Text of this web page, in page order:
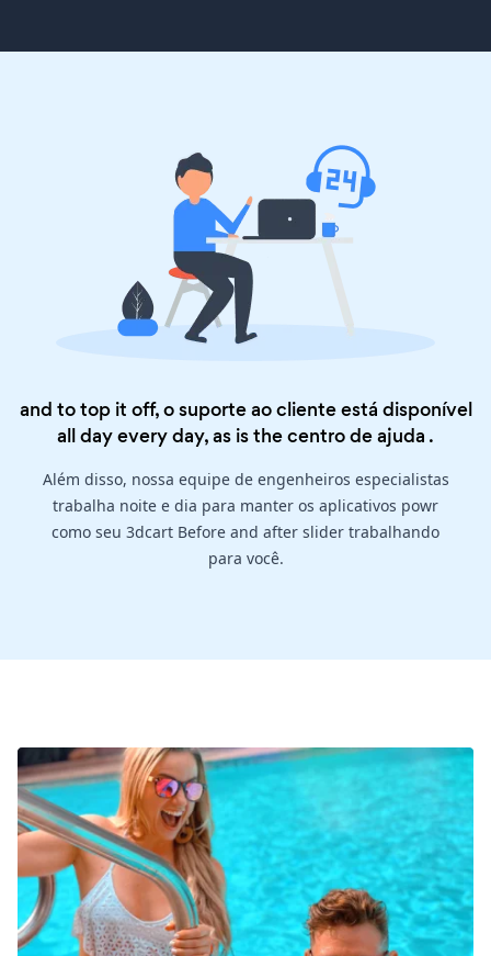
and to top it off, o suporte ao cliente está disponível
all day every day, as is thecentro de ajuda .
Além disso, nossa equipe de engenheiros especialistas
trabalha noite e dia para manter os aplicativos powr
como seu 3dcart Before and after slider trabalhando
para você.